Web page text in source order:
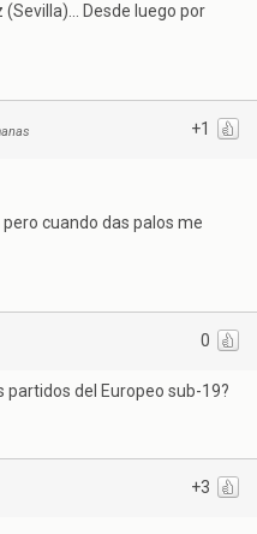
Desde luego por
+1
pero cuando das palos me
0
del Europeo sub-19?
+3